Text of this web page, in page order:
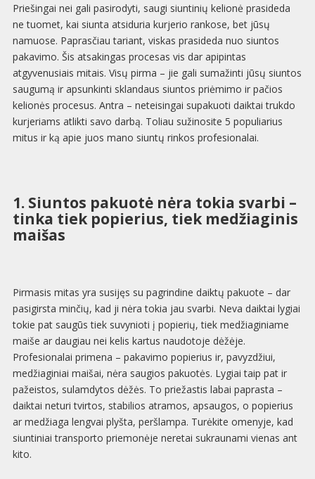
Priešingai nei gali pasirodyti, saugi siuntinių kelionė prasideda
ne tuomet, kai siunta atsiduria kurjerio rankose, bet jūsų
namuose. Paprasčiau tariant, viskas prasideda nuo siuntos
pakavimo. Šis atsakingas procesas vis dar apipintas
atgyvenusiais mitais. Visų pirma – jie gali sumažinti jūsų siuntos
saugumą ir apsunkinti sklandaus siuntos priėmimo ir pačios
kelionės procesus. Antra – neteisingai supakuoti daiktai trukdo
kurjeriams atlikti savo darbą. Toliau sužinosite 5 populiarius
mitus ir ką apie juos mano siuntų rinkos profesionalai.
1. Siuntos pakuotė nėra tokia svarbi –
tinka tiek popierius, tiek medžiaginis
maišas
Pirmasis mitas yra susijęs su pagrindine daiktų pakuote – dar
pasigirsta minčių, kad ji nėra tokia jau svarbi. Neva daiktai lygiai
tokie pat saugūs tiek suvynioti į popierių, tiek medžiaginiame
maiše ar daugiau nei kelis kartus naudotoje dėžėje.
Profesionalai primena – pakavimo popierius ir, pavyzdžiui,
medžiaginiai maišai, nėra saugios pakuotės. Lygiai taip pat ir
pažeistos, sulamdytos dėžės. To priežastis labai paprasta –
daiktai neturi tvirtos, stabilios atramos, apsaugos, o popierius
ar medžiaga lengvai plyšta, peršlampa. Turėkite omenyje, kad
siuntiniai transporto priemonėje neretai sukraunami vienas ant
kito.